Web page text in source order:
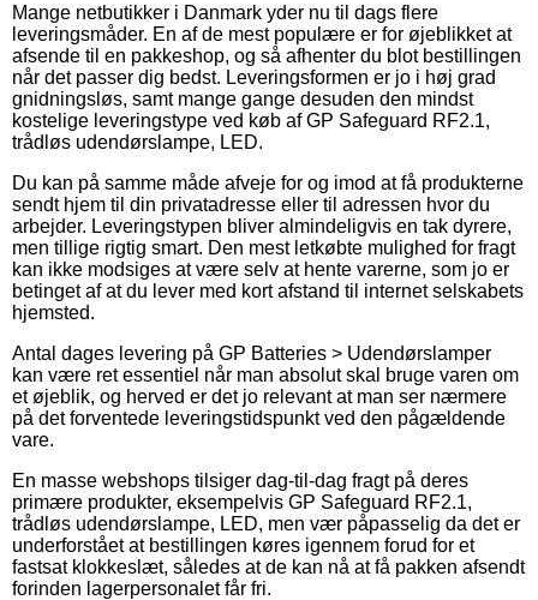
Mange netbutikker i Danmark yder nu til dags flere
leveringsmåder. En af de mest populære er for øjeblikket at
afsende til en pakkeshop, og så afhenter du blot bestillingen
når det passer dig bedst. Leveringsformen er jo i høj grad
gnidningsløs, samt mange gange desuden den mindst
kostelige leveringstype ved køb af GP Safeguard RF2.1,
trådløs udendørslampe, LED.
Du kan på samme måde afveje for og imod at få produkterne
sendt hjem til din privatadresse eller til adressen hvor du
arbejder. Leveringstypen bliver almindeligvis en tak dyrere,
men tillige rigtig smart. Den mest letkøbte mulighed for fragt
kan ikke modsiges at være selv at hente varerne, som jo er
betinget af at du lever med kort afstand til internet selskabets
hjemsted.
Antal dages levering på GP Batteries > Udendørslamper
kan være ret essentiel når man absolut skal bruge varen om
et øjeblik, og herved er det jo relevant at man ser nærmere
på det forventede leveringstidspunkt ved den pågældende
vare.
En masse webshops tilsiger dag-til-dag fragt på deres
primære produkter, eksempelvis GP Safeguard RF2.1,
trådløs udendørslampe, LED, men vær påpasselig da det er
underforstået at bestillingen køres igennem forud for et
fastsat klokkeslæt, således at de kan nå at få pakken afsendt
forinden lagerpersonalet får fri.